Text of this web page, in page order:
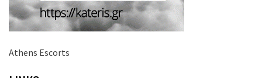
Athens Escorts